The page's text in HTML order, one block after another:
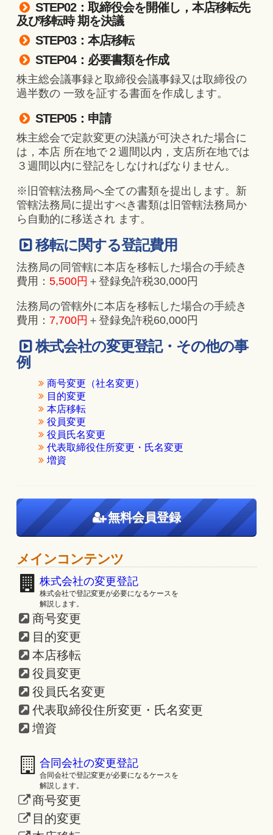
STEP02：取締役会を開催し，本店移転先
及び移転時 期を決議
STEP03：本店移転
STEP04：必要書類を作成
株主総会議事録と取締役会議事録又は取締役の
過半数の 一致を証する書面を作成します。
STEP05：申請
株主総会で定款変更の決議が可決された場合に
は，本店 所在地で２週間以内，支店所在地では
３週間以内に登記をしなければなりません。
※旧管轄法務局へ全ての書類を提出します。新
管轄法務局に提出すべき書類は旧管轄法務局か
ら自動的に移送され ます。
移転に関する登記費用
法務局の同管轄に本店を移転した場合の手続き
費用： 5,500円 ＋登録免許税30,000円
法務局の管轄外に本店を移転した場合の手続き
費用： 7,700円 ＋登録免許税60,000円
株式会社の変更登記・その他の事
例
商号変更（社名変更）
目的変更
本店移転
役員変更
役員氏名変更
代表取締役住所変更・氏名変更
増資
無料会員登録
メインコンテンツ
株式会社の変更登記
株式会社で登記変更が必要になるケースを
解説します。
商号変更
目的変更
本店移転
役員変更
役員氏名変更
代表取締役住所変更・氏名変更
増資
合同会社の変更登記
合同会社で登記変更が必要になるケースを
解説します。
商号変更
目的変更